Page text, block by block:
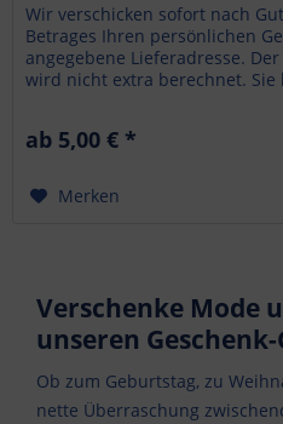
Wir verschicken sofort nach
Betrages Ihren persönlichen
angegebene Lieferadresse.
wird nicht extra berechnet. Sie
ab 5,00 € *
Merken
Verschenke Mode
unseren
Ob zum Geburtstag, zu
nette Überraschung